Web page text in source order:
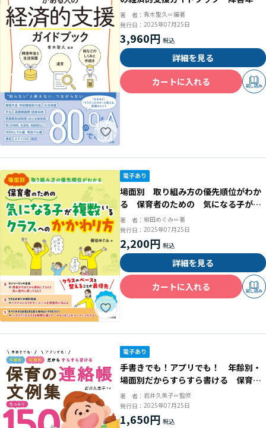
と生活保護、遺言、税などのしくみと
手続き
著 者： 青木聖久＝編著
発行日： 2025年07月25日
3,960円
詳細を見る
カートに入れる
試し読み
場面別 取り組み方の優先順位がわか
る 保育者のための 気になる子が複
数いるクラスへのかかわり方
著 者： 柳田めぐみ＝著
発行日： 2025年07月25日
2,200円
詳細を見る
カートに入れる
試し読み
手書きでも！アプリでも！ 年齢別・
場面別だからすらすら書ける 保育の
連絡帳文例集 たっぷり１５０
著 者： 岩井久美子＝監修
発行日： 2025年07月25日
1,650円